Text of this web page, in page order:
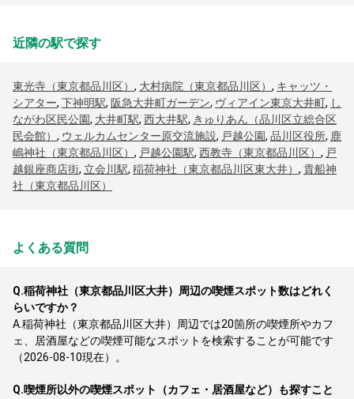
近隣の駅で探す
東光寺（東京都品川区） , 大村病院（東京都品川区） , キャッツ・
シアター, 下神明駅, 阪急大井町ガーデン, ヴィアイン東京大井町, し
ながわ区民公園, 大井町駅, 西大井駅, きゅりあん（品川区立総合区
民会館） , ウェルカムセンター原交流施設, 戸越公園, 品川区役所, 鹿
嶋神社（東京都品川区） , 戸越公園駅, 西教寺（東京都品川区） , 戸
越銀座商店街, 立会川駅, 稲荷神社（東京都品川区東大井） , 貴船神
社（東京都品川区）
よくある質問
Q.稲荷神社（東京都品川区大井）周辺の喫煙スポット数はどれく
らいですか？
A.稲荷神社（東京都品川区大井）周辺では20箇所の喫煙所やカフ
ェ、居酒屋などの喫煙可能なスポットを検索することが可能です
（2026-08-10現在）。
Q.喫煙所以外の喫煙スポット（カフェ・居酒屋など）も探すこと